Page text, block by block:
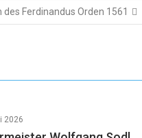
des Ferdinandus Orden 1561
2026